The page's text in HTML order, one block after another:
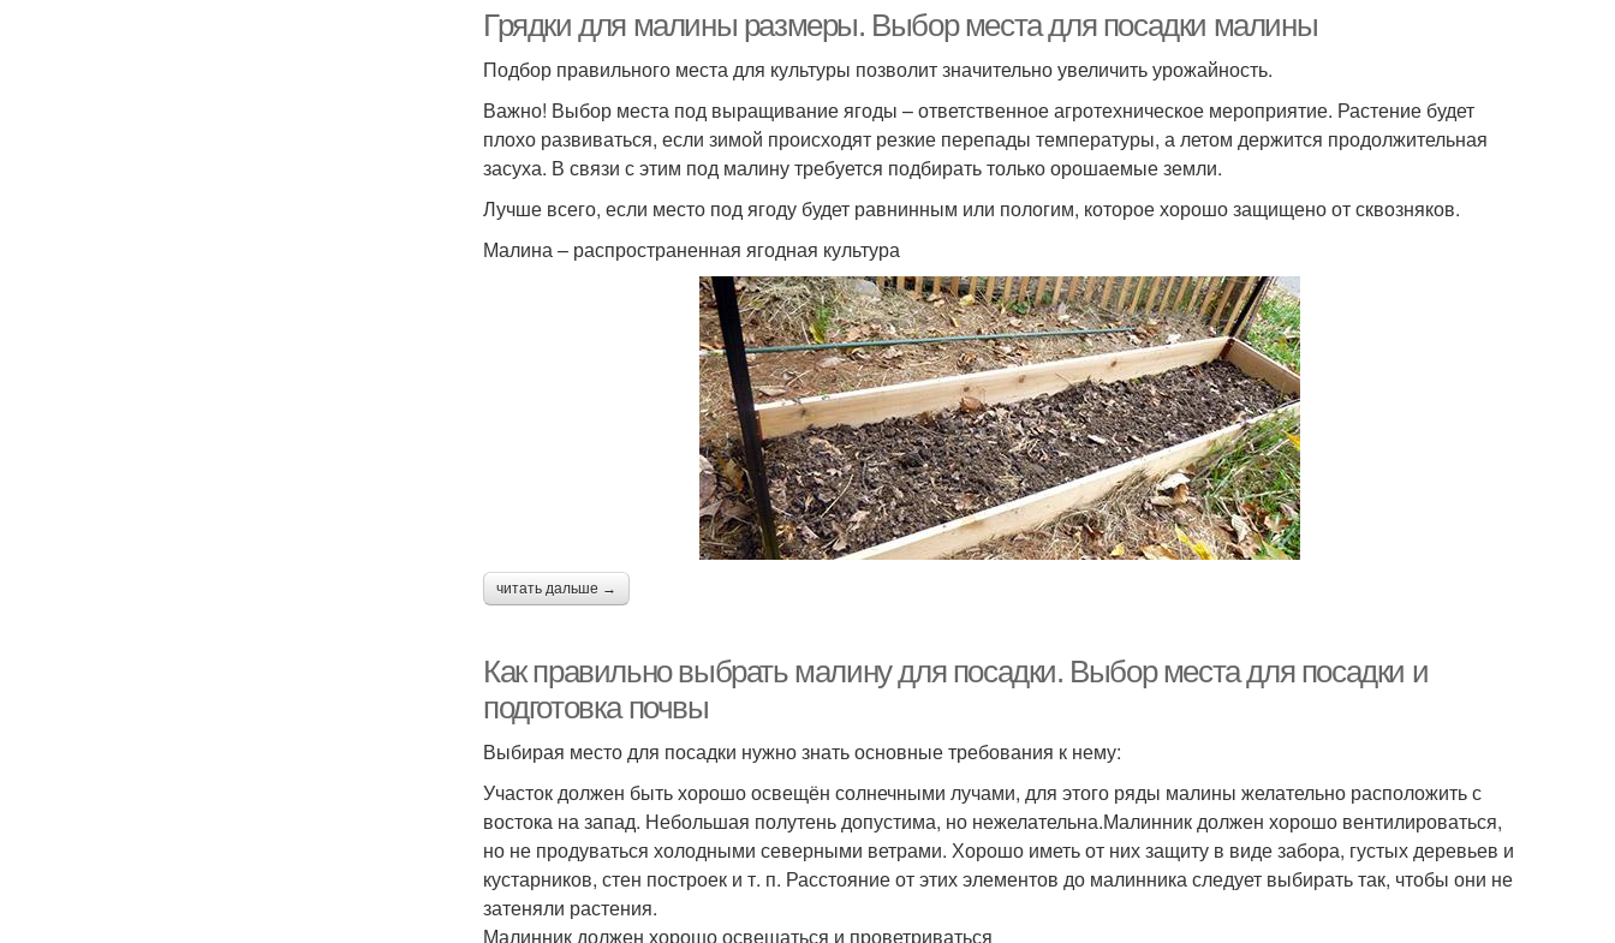
Грядки для малины размеры. Выбор места для посадки малины
Подбор правильного места для культуры позволит значительно увеличить урожайность.
Важно! Выбор места под выращивание ягоды – ответственное агротехническое мероприятие. Растение будет
плохо развиваться, если зимой происходят резкие перепады температуры, а летом держится продолжительная
засуха. В связи с этим под малину требуется подбирать только орошаемые земли.
Лучше всего, если место под ягоду будет равнинным или пологим, которое хорошо защищено от сквозняков.
Малина – распространенная ягодная культура
читать дальше →
Как правильно выбрать малину для посадки. Выбор места для посадки и
подготовка почвы
Выбирая место для посадки нужно знать основные требования к нему:
Участок должен быть хорошо освещён солнечными лучами, для этого ряды малины желательно расположить с
востока на запад. Небольшая полутень допустима, но нежелательна.Малинник должен хорошо вентилироваться,
но не продуваться холодными северными ветрами. Хорошо иметь от них защиту в виде забора, густых деревьев и
кустарников, стен построек и т. п. Расстояние от этих элементов до малинника следует выбирать так, чтобы они не
затеняли растения.
Малинник должен хорошо освещаться и проветриваться